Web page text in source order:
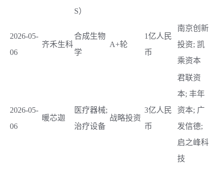
S）
2026-05-
06
齐禾生科
合成生物
学
A+轮
1亿人民
币
南京创新
投资; 凯
乘资本
2026-05-
06
暖芯迦
医疗器械;
治疗设备
战略投资
3亿人民
币
君联资
本; 丰年
资本; 广
发信德;
启之峰科
技